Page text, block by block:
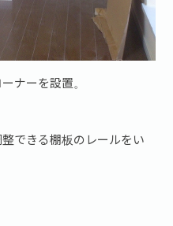
ナーを設置。
できる棚板のレールをい